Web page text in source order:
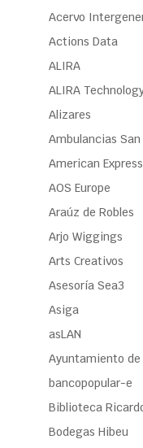
Acervo
Actions Data
ALIRA
ALIRA
Alizares
Ambulancias San
American Express
AOS Europe
Araúz de Robles
Arjo Wiggings
Arts Creativos
Asesoría Sea3
Asiga
asLAN
Ayuntamiento de
bancopopular-e
Biblioteca
Bodegas Hibeu